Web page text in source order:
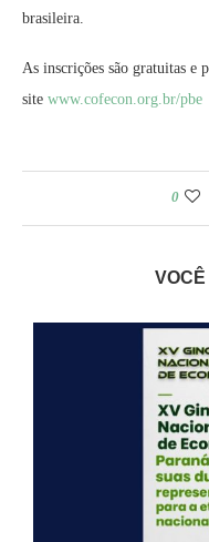
brasileira.
As inscrições são gratuitas e
site www.cofecon.org.br/pbe
0
VOCÊ